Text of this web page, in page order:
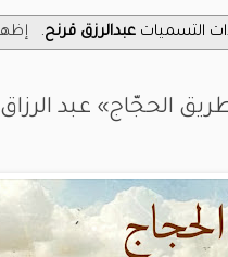
التسمياتعبدالرزق قرنح.
الحجّاج» عبد